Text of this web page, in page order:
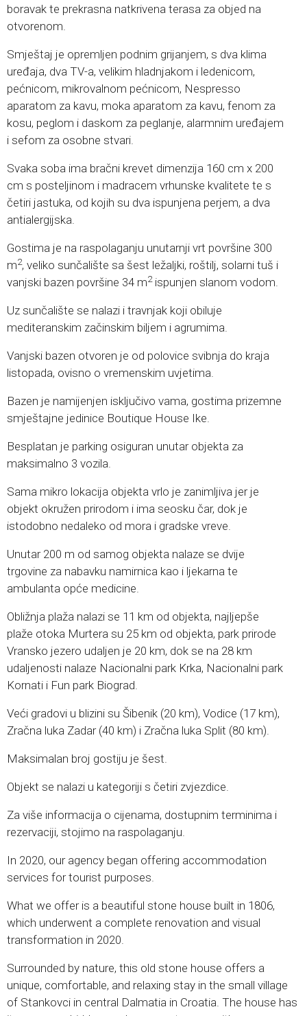
boravak te prekrasna natkrivena terasa za objed na
otvorenom.
Smještaj je opremljen podnim grijanjem, s dva klima
uređaja, dva TV-a, velikim hladnjakom i ledenicom,
pećnicom, mikrovalnom pećnicom, Nespresso
aparatom za kavu, moka aparatom za kavu, fenom za
kosu, peglom i daskom za peglanje, alarmnim uređajem
i sefom za osobne stvari.
Svaka soba ima bračni krevet dimenzija 160 cm x 200
cm s posteljinom i madracem vrhunske kvalitete te s
četiri jastuka, od kojih su dva ispunjena perjem, a dva
antialergijska.
Gostima je na raspolaganju unutarnji vrt površine 300
m2, veliko sunčalište sa šest ležaljki, roštilj, solarni tuš i
vanjski bazen površine 34 m2ispunjen slanom vodom.
Uz sunčalište se nalazi i travnjak koji obiluje
mediteranskim začinskim biljem i agrumima.
Vanjski bazen otvoren je od polovice svibnja do kraja
listopada, ovisno o vremenskim uvjetima.
Bazen je namijenjen isključivo vama, gostima prizemne
smještajne jedinice Boutique House Ike.
Besplatan je parking osiguran unutar objekta za
maksimalno 3 vozila.
Sama mikro lokacija objekta vrlo je zanimljiva jer je
objekt okružen prirodom i ima seosku čar, dok je
istodobno nedaleko od mora i gradske vreve.
Unutar 200 m od samog objekta nalaze se dvije
trgovine za nabavku namirnica kao i ljekarna te
ambulanta opće medicine.
Obližnja plaža nalazi se 11 km od objekta, najljepše
plaže otoka Murtera su 25 km od objekta, park prirode
Vransko jezero udaljen je 20 km, dok se na 28 km
udaljenosti nalaze Nacionalni park Krka, Nacionalni park
Kornati i Fun park Biograd.
Veći gradovi u blizini su Šibenik (20 km), Vodice (17 km),
Zračna luka Zadar (40 km) i Zračna luka Split (80 km).
Maksimalan broj gostiju je šest.
Objekt se nalazi u kategoriji s četiri zvjezdice.
Za više informacija o cijenama, dostupnim terminima i
rezervaciji, stojimo na raspolaganju.
In 2020, our agency began offering accommodation
services for tourist purposes.
What we offer is a beautiful stone house built in 1806,
which underwent a complete renovation and visual
transformation in 2020.
Surrounded by nature, this old stone house offers a
unique, comfortable, and relaxing stay in the small village
of Stankovci in central Dalmatia in Croatia. The house has